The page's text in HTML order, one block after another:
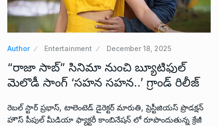
Author Entertainment December 18, 2025
“రాజా సాబ్” సినిమా నుంచి బ్యూటిఫుల్
మెలొడీ సాంగ్ ‘సహన సహన..’ గ్రాండ్ రిలీజ్
రెబల్ స్టార్ ప్రభాస్, టాలెంటెడ్ డైరెక్టర్ మారుతి, ప్రెస్టీజియస్ ప్రొడక్షన్
హౌస్ పీపుల్ మీడియా ఫ్యాక్టరీ కాంబినేషన్ లో రూపొందుతున్న క్రేజీ